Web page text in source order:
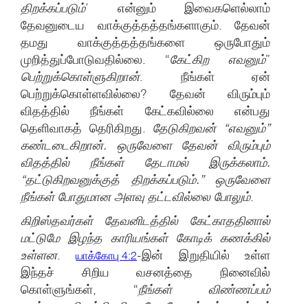
திறக்கப்படும்’ என்னும் இவைகளெல்லாம்
தேவனுடைய வாக்குத்தத்தங்களாகும். தேவன்
தமது வாக்குத்தத்தங்களை ஒருபோதும்
முறித்துப்போடுவதில்லை. “கேட்கிற எவனும்”
பெற்றுக்கொள்ளுகிறான். நீங்கள் ஏன்
பெற்றுக்கொள்ளவில்லை? தேவன் விரும்பும்
விதத்தில் நீங்கள் கேட்கவில்லை என்பது
தெளிவாகத் தெரிகிறது. தேடுகிறவன் “எவனும்”
கண்டடைகிறான். ஒருவேளை தேவன் விரும்பும்
விதத்தில் நீங்கள் தேடாமல் இருக்கலாம்.
“தட்டுகிறவனுக்குத் திறக்கப்படும்.” ஒருவேளை
நீங்கள் போதுமான அளவு தட்டவில்லை போலும்.
கிறிஸ்தவர்கள் தேவனிடத்தில் கேட்காததினால்
மட்டுமே இழந்த காரியங்கள் கோடிக் கணக்கில்
உள்ளன.யாக்கோபு 4:2-இன் இறுதியில் உள்ள
இந்தச் சிறிய வசனத்தை நினைவில்
கொள்ளுங்கள், “நீங்கள் விண்ணப்பம்